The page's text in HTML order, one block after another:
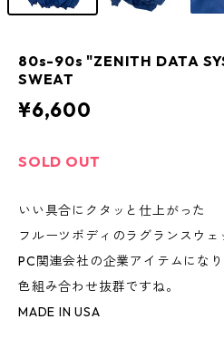
80s-90s "ZENITH DATA
SWEAT
¥6,600
SOLD OUT
いい具合にクタッと仕上がった
フルーツボディのラグランスウェ
PC関連会社の企業アイテムになり
色組み合わせ抜群ですね。
MADE IN USA